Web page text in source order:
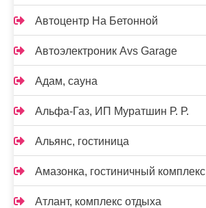
Автоцентр На Бетонной
Автоэлектроник Avs Garage
Адам, сауна
Альфа-Газ, ИП Муратшин Р. Р.
Альянс, гостиница
Амазонка, гостиничный комплекс
Атлант, комплекс отдыха